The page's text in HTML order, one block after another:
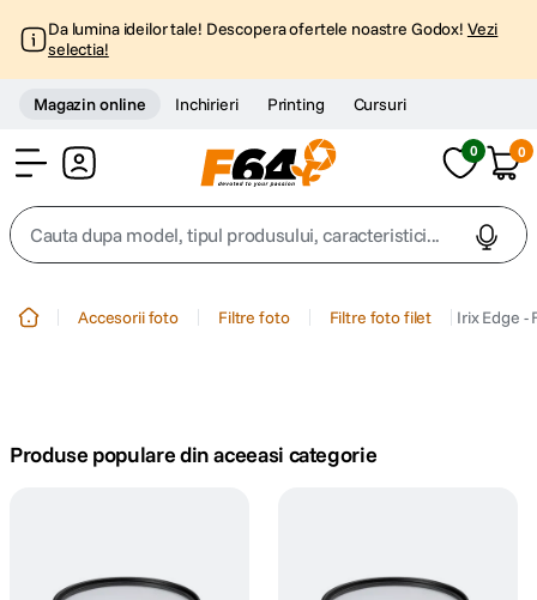
Da lumina ideilor tale! Descopera ofertele noastre Godox! Vezi
selectia!
Magazin online Inchirieri Printing Cursuri
0 0
Cauta dupa model, tipul produsului, caracteristici...
trepied telefon
5. canon sx740 hs
Accesorii foto Filtre foto Filtre foto filet Irix Edge -
Produse populare din aceeasi categorie